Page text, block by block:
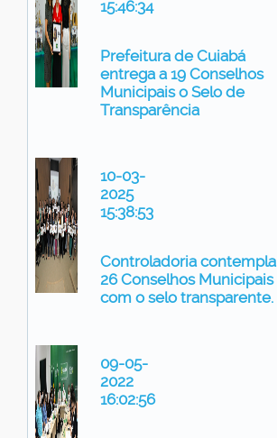
15:46:34
Prefeitura de Cuiabá
entrega a 19 Conselhos
Municipais o Selo de
Transparência
10-03-
2025
15:38:53
Controladoria contempla
26 Conselhos Municipais
com o selo transparente.
09-05-
2022
16:02:56